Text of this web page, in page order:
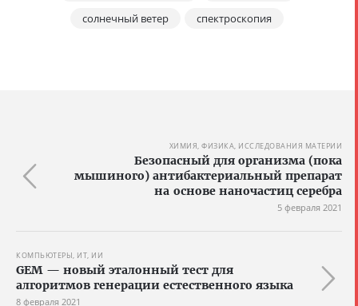
солнечный ветер
спектроскопия
ХИМИЯ, ФИЗИКА, ИССЛЕДОВАНИЯ МАТЕРИИ
Безопасный для организма (пока
мышиного) антибактериальный препарат
на основе наночастиц серебра
5 февраля 2021
КОМПЬЮТЕРЫ, ИТ, ИИ
GEM — новый эталонный тест для
алгоритмов генерации естественного языка
8 февраля 2021